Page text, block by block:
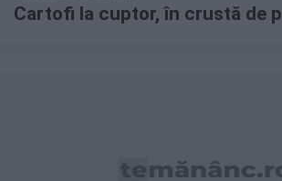
Cartofi la cuptor, în crustă de